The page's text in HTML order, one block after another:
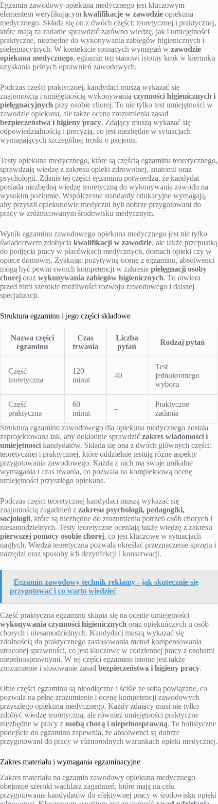
Egzamin zawodowy opiekuna medycznego jest kluczowym
elementem weryfikującym kwalifikacje w zawodzie opiekuna
medycznego. Składa się on z dwóch części: teoretycznej i praktycznej,
które mają za zadanie sprawdzić zarówno wiedzę, jak i umiejętności
praktyczne, niezbędne do wykonywania zabiegów higienicznych i
pielęgnacyjnych. W kontekście rosnących wymagań w zawodzie
opiekuna medycznego, egzamin ten stanowi istotny krok w kierunku
uzyskania pełnych uprawnień zawodowych.
Podczas części praktycznej, kandydaci muszą wykazać się
znajomością i umiejętnością wykonywania czynności higienicznych i
pielęgnacyjnych przy osobie chorej. To nie tylko test umiejętności w
zawodzie opiekuna, ale także ocena zrozumienia zasad
bezpieczeństwa i higieny pracy. Zdający muszą wykazać się
odpowiedzialnością i precyzją, co jest niezbędne w sytuacjach
wymagających szczególnej troski o pacjenta.
Testy opiekuna medycznego, które są częścią egzaminu teoretycznego,
sprawdzają wiedzę z zakresu opieki zdrowotnej, anatomii oraz
psychologii. Zdanie tej części egzaminu potwierdza, że kandydat
posiada niezbędną wiedzę teoretyczną do wykonywania zawodu na
wysokim poziomie. Współczesne standardy edukacyjne wymagają,
aby przyszli opiekunowie medyczni byli dobrze przygotowani do
pracy w zróżnicowanym środowisku medycznym.
Wynik egzaminu zawodowego opiekuna medycznego jest nie tylko
świadectwem zdobycia kwalifikacji w zawodzie, ale także przepustką
do podjęcia pracy w placówkach medycznych, domach opieki czy w
opiece domowej. Zyskując pozytywną ocenę z egzaminu, absolwenci
mogą być pewni swoich kompetencji w zakresie pielęgnacji osoby
chorej oraz wykonywania zabiegów higienicznych. To otwiera
przed nimi szerokie możliwości rozwoju zawodowego i dalszej
specjalizacji.
Struktura egzaminu i jego części składowe
Nazwa części
egzaminu
Czas
trwania
Liczba
pytań
Rodzaj pytań
Część
teoretyczna
120
minut
40
Test
jednokrotnego
wyboru
Część
praktyczna
60
minut
–
Praktyczne
zadania
Struktura egzaminu zawodowego dla opiekuna medycznego została
zaprojektowana tak, aby dokładnie sprawdzić zakres wiadomości i
umiejętności kandydatów. Składa się ona z dwóch głównych części:
teoretycznej i praktycznej, które oddzielnie testują różne aspekty
przygotowania zawodowego. Każda z nich ma swoje unikalne
wymagania i czas trwania, co pozwala na kompleksową ocenę
umiejętności przyszłego opiekuna.
Podczas części teoretycznej kandydaci muszą wykazać się
znajomością zagadnień z zakresu psychologii, pedagogiki,
socjologii, które są niezbędne do zrozumienia potrzeb osób chorych i
niesamodzielnych. Testy teoretyczne oceniają także wiedzę z zakresu
pierwszej pomocy osobie chorej, co jest kluczowe w sytuacjach
nagłych. Wiedza teoretyczna pozwala określać przeznaczenie sprzętu i
narzędzi oraz sposoby ich dezynfekcji i konserwacji.
Egzamin zawodowy technik reklamy - jak skutecznie się
przygotować i co warto wiedzieć
Część praktyczna egzaminu skupia się na ocenie umiejętności
wykonywania czynności higienicznych oraz opiekuńczych u osób
chorych i niesamodzielnych. Kandydaci muszą wykazać się
zdolnością do praktycznego zastosowania metod kompensowania
utraconej sprawności, co jest kluczowe w codziennej pracy z osobami
niepełnosprawnymi. W tej części egzaminu istotne jest także
zrozumienie i stosowanie zasad bezpieczeństwa i higieny pracy.
Obie części egzaminu są nieodłączne i ściśle ze sobą powiązane, co
pozwala na pełne zrozumienie i ocenę kompetencji zawodowych
przyszłego opiekuna medycznego. Każdy zdający musi nie tylko
zdobyć wiedzę teoretyczną, ale również umiejętności praktyczne
niezbędne w pracy z osobą chorą i niepełnosprawną. To holistyczne
podejście do egzaminu zapewnia, że absolwenci są dobrze
przygotowani do pracy w różnorodnych warunkach opieki medycznej.
Zakres materiału i wymagania egzaminacyjne
Zakres materiału na egzamin zawodowy opiekuna medycznego
obejmuje szeroki wachlarz zagadnień, które mają na celu
przygotowanie kandydatów do efektywnej pracy w środowisku opieki